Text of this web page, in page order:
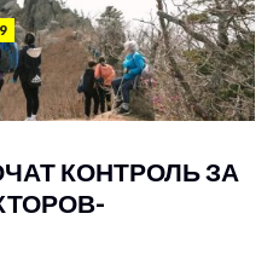
9
КОНТРОЛЬ ЗА